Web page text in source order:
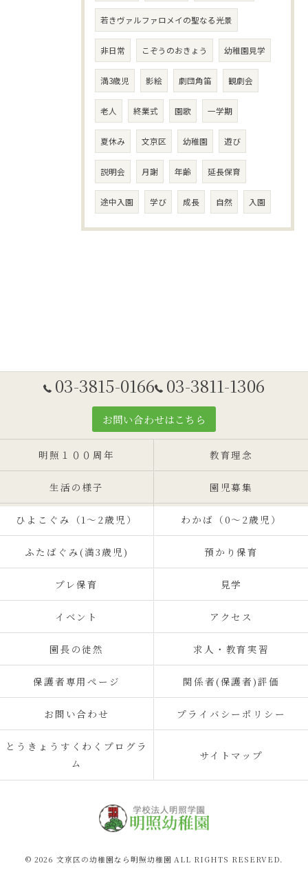
若きヴァルファロメイの聖なる光景
非日常 こぞうのおきょう 幼稚園見学
満3歳児 影絵 劇団角笛 観劇会
老人 終業式 園歌 一学期
夏休み 文京区 幼稚園 遊び
説明会 月謝 年齢 延長保育
途中入園 学び 成長 自然 入園
03-3815-0166 03-3811-1306
お問い合わせはこちら
明照１００周年 教育理念
生活の様子 園児募集
ひよこぐみ（1〜2歳児） わかば（0～2歳児）
ふたばぐみ(満3歳児) 預かり保育
プレ保育 見学
イベント アクセス
園長の徒然 求人・教育実習
保護者専用ページ 関係者(保護者)評価
お問い合わせ プライバシーポリシー
とうきょうすくわくプログラ
ム
サイトマップ
© 2026 文京区の幼稚園なら明照幼稚園 ALL RIGHTS RESERVED.